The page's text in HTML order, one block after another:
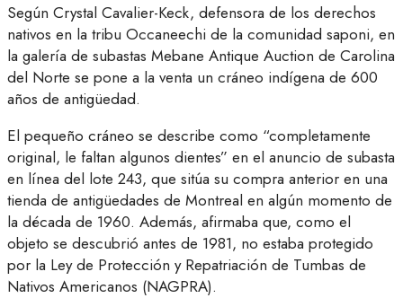
Según Crystal Cavalier-Keck, defensora de los derechos
nativos en la tribu Occaneechi de la comunidad saponi, en
la galería de subastas Mebane Antique Auction de Carolina
del Norte se pone a la venta un cráneo indígena de 600
años de antigüedad.
El pequeño cráneo se describe como “completamente
original, le faltan algunos dientes” en el anuncio de subasta
en línea del lote 243, que sitúa su compra anterior en una
tienda de antigüedades de Montreal en algún momento de
la década de 1960. Además, afirmaba que, como el
objeto se descubrió antes de 1981, no estaba protegido
por la Ley de Protección y Repatriación de Tumbas de
Nativos Americanos (NAGPRA).